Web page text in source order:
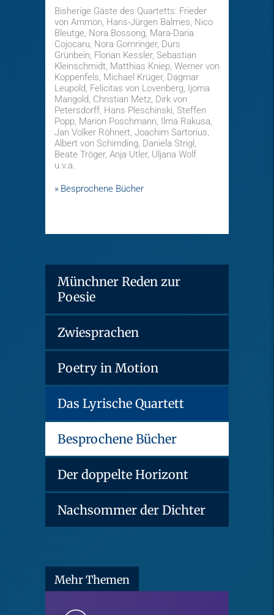
Bisherige Gäste des Quartetts: Frieder
von Ammon, Hans-Jürgen Balmes, Nico
Bleutge, Nora Bossong, Mara-Daria
Cojocaru, Nora Gomringer, Durs
Grünbein, Florian Kessler, Sebastian
Kleinschmidt, Matthias Kniep, Werner von
Koppenfels, Michael Krüger, Dagmar
Leupold, Felicitas von Lovenberg, Ijoma
Mangold, Christian Metz, Dirk von
Petersdorff, Hans Pleschinski, Steffen
Popp, Marion Poschmann, Ilma Rakusa,
Jan Volker Röhnert, Joachim Sartorius,
Albert von Schirnding, Daniela Strigl,
Beate Tröger, Anja Utler, Uljana Wolf
u.v.a.
Besprochene Bücher
Münchner Reden zur
Poesie
Zwiesprachen
Poetry in Motion
Das Lyrische Quartett
Besprochene Bücher
Der doppelte Horizont
Nachsommer der Dichter
Mehr Themen